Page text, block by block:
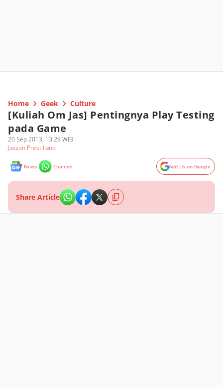
Home Geek Culture
[Kuliah Om Jas] Pentingnya Play Testing
pada Game
20 Sep 2013, 13:29 WIB
Jasson Prestiliano
News Channel Add Us on Google
Share Article